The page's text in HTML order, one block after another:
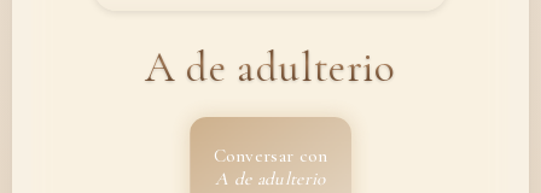
A de adulterio
Conversar con
A de adulterio